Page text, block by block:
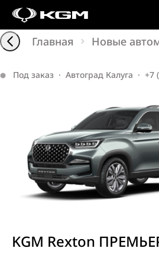
Главная Новые
Под заказ · Автоград Калуга · +7
KGM Rexton